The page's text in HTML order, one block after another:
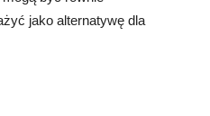
jako alternatywę dla